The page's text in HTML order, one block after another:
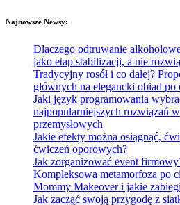
Najnowsze Newsy:
Dlaczego odtruwanie
jako etap stabilizacji, a nie
Tradycyjny rosół i co dalej?
głównych na elegancki obiad po
Jaki język programowania
najpopularniejszych rozwiązań
przemysłowych
Jakie efekty można osiągnąć,
ćwiczeń oporowych?
Jak zorganizować event
Kompleksowa metamorfoza po
Mommy Makeover i jakie
Jak zacząć swoją przygodę z